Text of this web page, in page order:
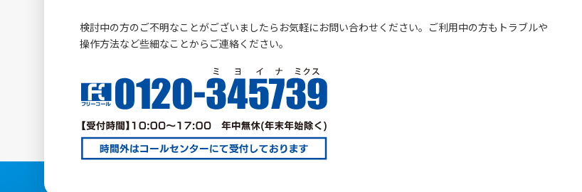
検討中の方のご不明なことがございましたらお気軽にお問い合わせください。ご利用中の方もトラブルや
操作方法など些細なことからご連絡ください。